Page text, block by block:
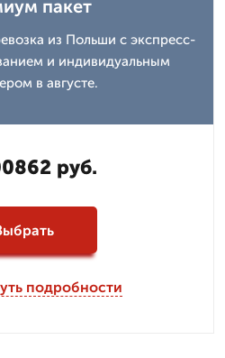
пакет
из Польши с экспресс-
и индивидуальным
в августе.
руб.
подробности